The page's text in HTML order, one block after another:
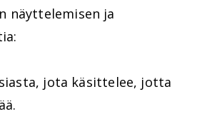
näyttelemisen ja
jota käsittelee, jotta